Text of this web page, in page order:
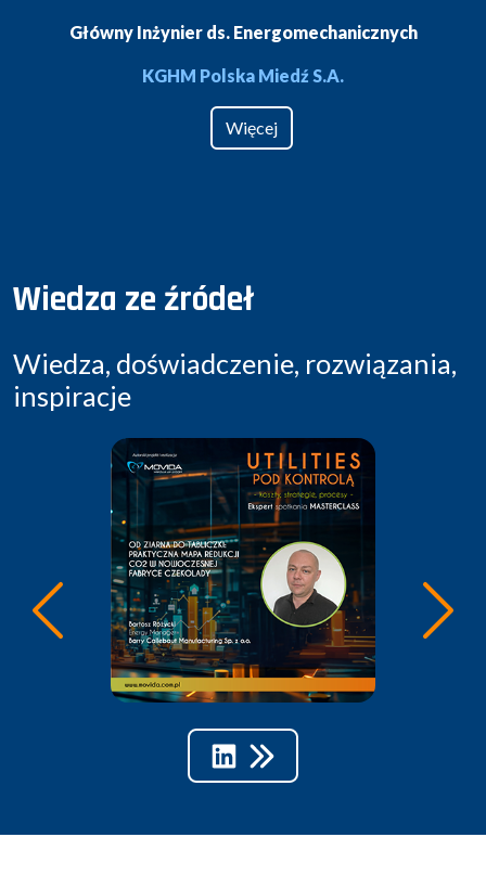
Główny Inżynier ds. Energomechanicznych
KGHM Polska Miedź S.A.
Więcej
Wiedza ze źródeł
Wiedza, doświadczenie, rozwiązania,
inspiracje